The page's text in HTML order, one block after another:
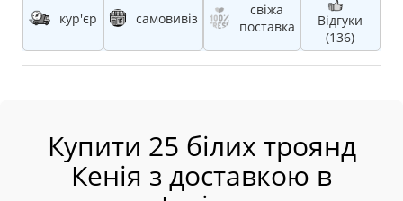
кур'єр самовивіз
свіжа
поставка
Відгуки
(136)
Купити 25 білих троянд
Кенія з доставкою в